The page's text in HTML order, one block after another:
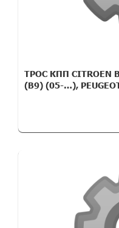
ТРОС КПП CITROEN
(B9) (05-…),